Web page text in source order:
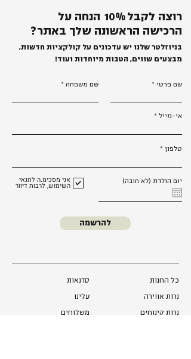
רוצה לקבל 10%
הנחה על
הרכישה הראשונה שלך באתר?
בניוזלטר שלנו יש עדכונים על קולקציות חדשות,
מבצעים שווים, הטבות מיוחדות ועוד!
שם משפחה שם פרטי
אי-מייל
טלפון
אני מסכימ.ה לתנאי
השימוש, לרבות דיוור
יום הולדת (לא חובה)
להרשמה
סדנאות
עלינו
משלוחים
כל החנות
נרות אווירה
נרות קינוחים